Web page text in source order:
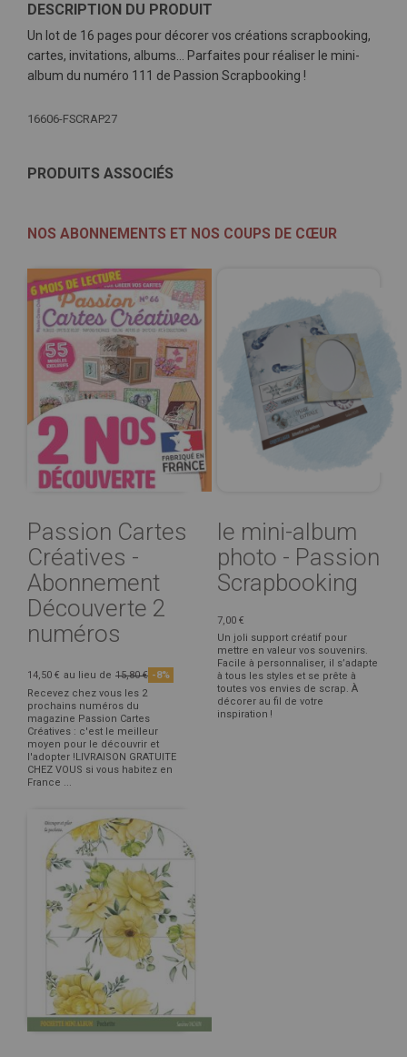
DESCRIPTION DU PRODUIT
Un lot de 16 pages pour décorer vos créations scrapbooking,
cartes, invitations, albums… Parfaites pour réaliser le mini-
album du numéro 111 de Passion Scrapbooking !
Plus
16606-FSCRAP27
PRODUITS ASSOCIÉS
NOS ABONNEMENTS ET NOS COUPS DE CŒUR
Passion Cartes
Créatives -
Abonnement
Découverte 2
numéros
14,50 € au lieu de 15,80 € -8%
Recevez chez vous les 2
prochains numéros du
magazine Passion Cartes
Créatives : c'est le meilleur
moyen pour le découvrir et
l'adopter !LIVRAISON GRATUITE
CHEZ VOUS si vous habitez en
France ...
le mini-album
photo - Passion
Scrapbooking
7,00 €
Un joli support créatif pour
mettre en valeur vos souvenirs.
Facile à personnaliser, il s’adapte
à tous les styles et se prête à
toutes vos envies de scrap. À
décorer au fil de votre
inspiration !